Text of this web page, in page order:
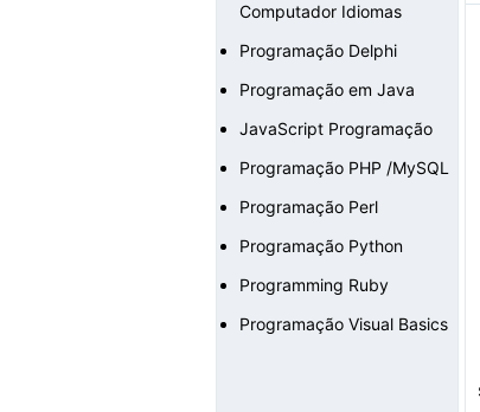
Computador Idiomas
Programação Delphi
Programação em Java
JavaScript Programação
Programação PHP /MySQL
Programação Perl
Programação Python
Programming Ruby
Programação Visual Basics